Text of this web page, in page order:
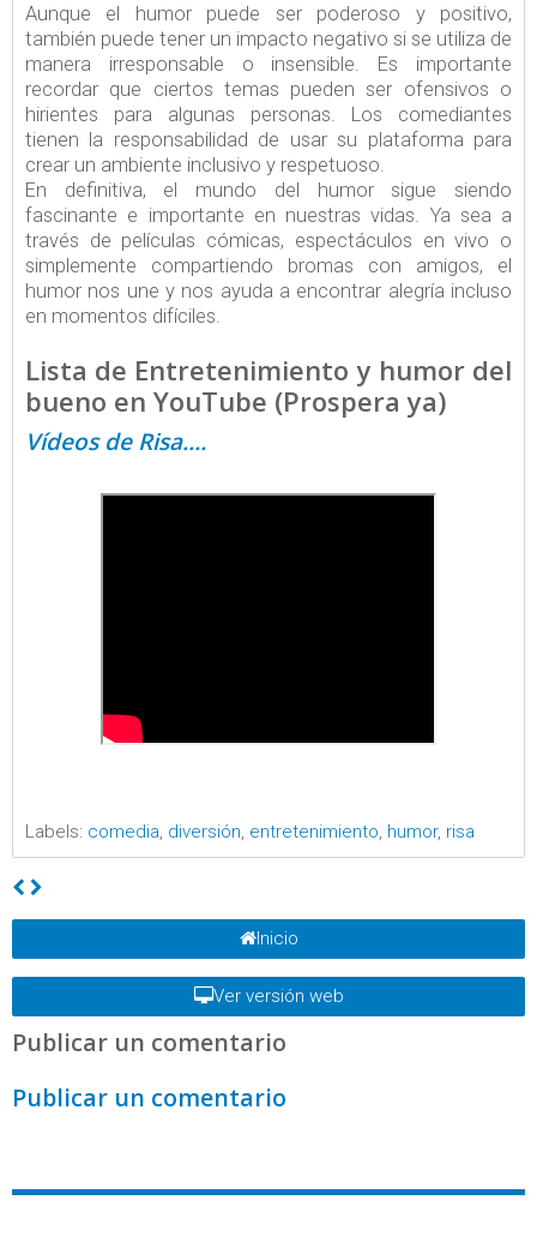
Aunque el humor puede ser poderoso y positivo,
también puede tener un impacto negativo si se utiliza de
manera irresponsable o insensible. Es importante
recordar que ciertos temas pueden ser ofensivos o
hirientes para algunas personas. Los comediantes
tienen la responsabilidad de usar su plataforma para
crear un ambiente inclusivo y respetuoso.
En definitiva, el mundo del humor sigue siendo
fascinante e importante en nuestras vidas. Ya sea a
través de películas cómicas, espectáculos en vivo o
simplemente compartiendo bromas con amigos, el
humor nos une y nos ayuda a encontrar alegría incluso
en momentos difíciles.
Lista de Entretenimiento y humor del
bueno en YouTube (Prospera ya)
Vídeos de Risa....
Labels: comedia diversión entretenimiento humor, risa
Inicio
Ver versión web
Publicar un comentario
Publicar un comentario